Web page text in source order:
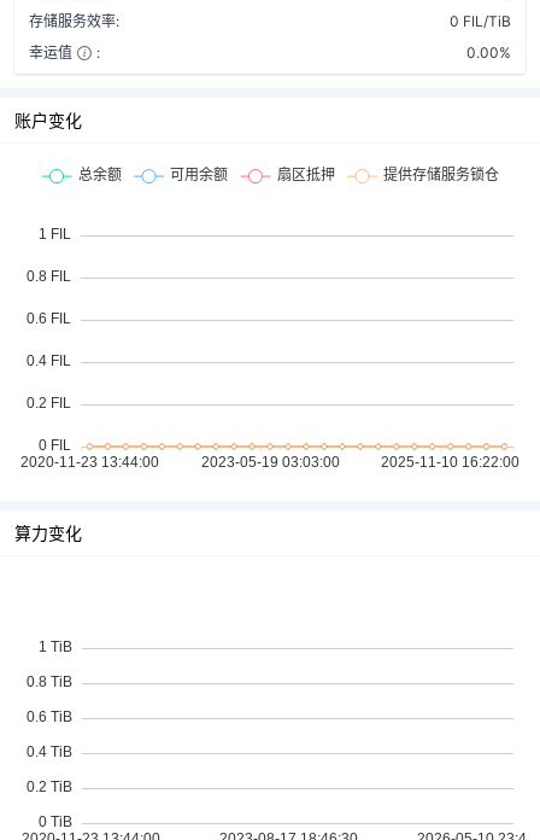
存储服务效率:
0 FIL/TiB
幸运值
: 0.00%
账户变化
算力变化